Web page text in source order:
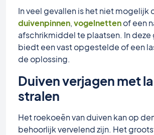
In veel gevallen is het niet mogelijk
duivenpinnen,vogelnettenof een
afschrikmiddel te plaatsen. In deze
biedt een vast opgestelde of een
de oplossing.
Duiven verjagen met
stralen
Het roekoeën van duiven kan op
behoorlijk vervelend zijn. Het